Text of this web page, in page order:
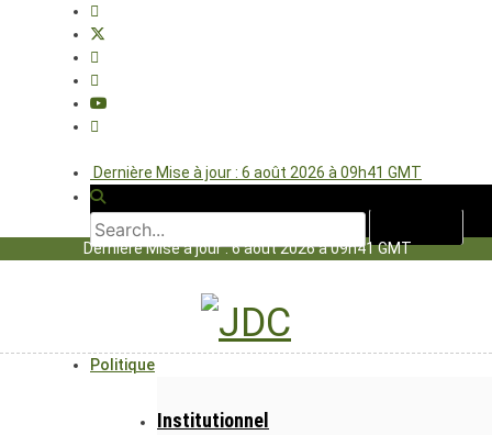
Dernière Mise à jour : 6 août 2026 à 09h41 GMT
Dernière Mise à jour : 6 août 2026 à 09h41 GMT
Politique
Institutionnel